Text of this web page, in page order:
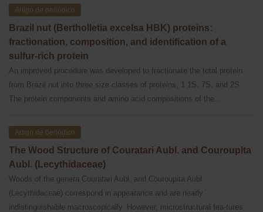
Artigo de periódico
Brazil nut (Bertholletia excelsa HBK) proteins:
fractionation, composition, and identification of a
sulfur-rich protein
An improved procedure was developed to fractionate the total protein
from Brazil nut into three size classes of proteins, 1 1S, 7S, and 2S.
The protein components and amino acid compositions of the...
Artigo de periódico
The Wood Structure of Couratari Aubl. and Courouplta
Aubl. (Lecythidaceae)
Woods of the genera Couratari Aubl. and Couroupita Aubl.
(Lecythidaceae) correspond in appearance and are nearly
indistinguishable macroscopically. However, microstructural fea-tures